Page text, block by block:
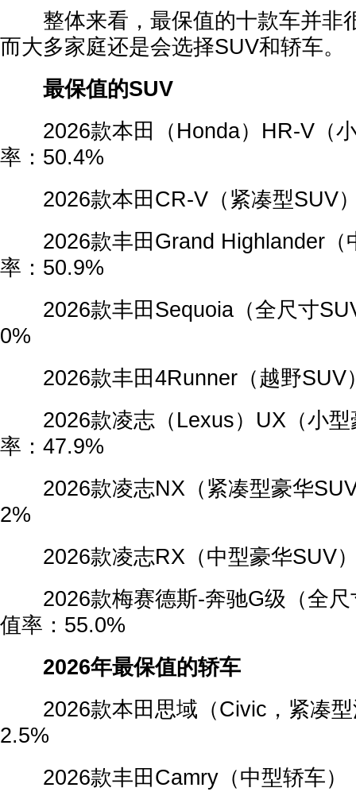
整体来看，最保值的十款车并非
而大多家庭还是会选择SUV和轿车。
最保值的SUV
2026款本田（Honda）HR-V（小
率：50.4%
2026款本田CR-V（紧凑型SUV
2026款丰田Grand Highlander（
率：50.9%
2026款丰田Sequoia（全尺寸
0%
2026款丰田4Runner（越野SUV
2026款凌志（Lexus）UX（小型
率：47.9%
2026款凌志NX（紧凑型豪华
2%
2026款凌志RX（中型豪华SUV
2026款梅赛德斯-奔驰G级（全尺
值率：55.0%
2026年最保值的轿车
2026款本田思域（Civic，紧凑型
2.5%
2026款丰田Camry（中型轿车）